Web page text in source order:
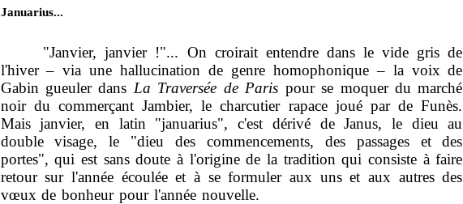
Januarius...
"Janvier, janvier !"... On croirait entendre dans le vide gris de
l'hiver – via une hallucination de genre homophonique – la voix de
Gabin gueuler dans La Traversée de Paris pour se moquer du marché
noir du commerçant Jambier, le charcutier rapace joué par de Funès.
Mais janvier, en latin "januarius", c'est dérivé de Janus, le dieu au
double visage, le "dieu des commencements, des passages et des
portes", qui est sans doute à l'origine de la tradition qui consiste à faire
retour sur l'année écoulée et à se formuler aux uns et aux autres des
vœux de bonheur pour l'année nouvelle.